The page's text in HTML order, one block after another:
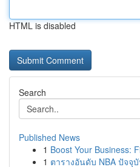
HTML is disabled
Search
Published News
1 Boost Your Business:
1 ตารางอันดับ NBA ปัจจุ